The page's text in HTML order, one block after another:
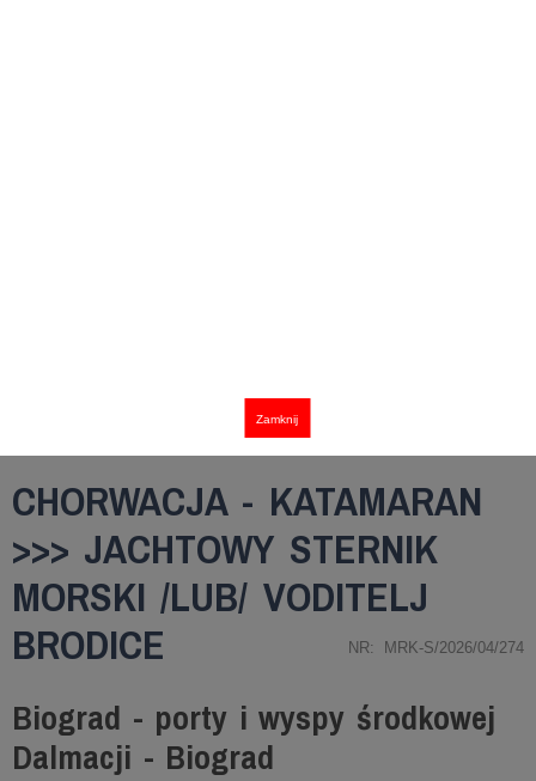
Zamknij
CHORWACJA - KATAMARAN
>>> JACHTOWY STERNIK
MORSKI /LUB/ VODITELJ
BRODICE
NR: MRK-S/2026/04/274
Biograd - porty i wyspy środkowej
Dalmacji - Biograd